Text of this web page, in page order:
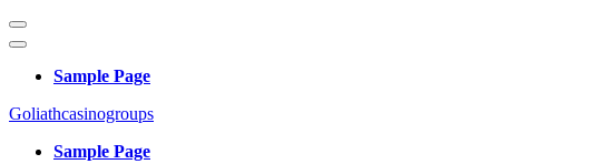
Skip
to
(Press
Sample Page
Goliathcasinogroups
Sample Page